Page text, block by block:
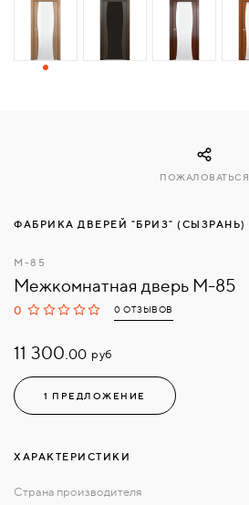
СВЯЗАТЬСЯ
ФАБРИКА ДВЕРЕЙ "БРИЗ" (СЫЗРАНЬ)
M-85
Межкомнатная дверь M-85
0 0 ОТЗЫВОВ
11 300.00 руб
1 ПРЕДЛОЖЕНИЕ
ПОЖАЛОВАТЬСЯ
ХАРАКТЕРИСТИКИ